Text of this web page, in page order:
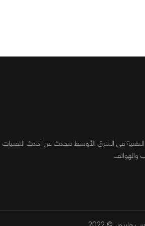
فى الشرق الأوسط تتحدث عن أحدث التقنيات
والهواتف